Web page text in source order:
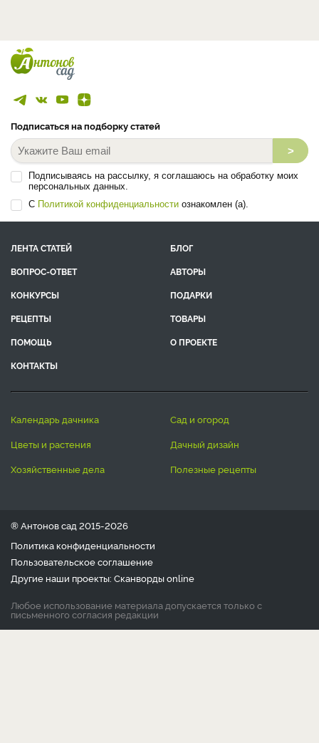
Подписаться на подборку статей
>
Подписываясь на рассылку, я соглашаюсь на обработку моих
персональных данных.
С Политикой конфиденциальности ознакомлен (а).
ЛЕНТА СТАТЕЙ
БЛОГ
ВОПРОС-ОТВЕТ
АВТОРЫ
КОНКУРСЫ
ПОДАРКИ
РЕЦЕПТЫ
ТОВАРЫ
ПОМОЩЬ
О ПРОЕКТЕ
КОНТАКТЫ
календарь дачника
сад и огород
цветы и растения
дачный дизайн
хозяйственные дела
полезные рецепты
® Антонов сад 2015-2026
Политика конфиденциальности
Пользовательское соглашение
Другие наши проекты: Сканвордыonline
Любое использование материала допускается только с
письменного согласия редакции